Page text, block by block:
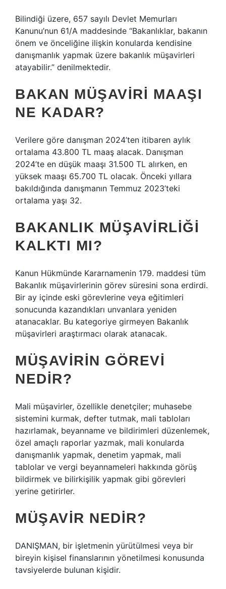
Bilindiği üzere, 657 sayılı Devlet Memurları
Kanunu’nun 61/A maddesinde “Bakanlıklar, bakanın
önem ve önceliğine ilişkin konularda kendisine
danışmanlık yapmak üzere bakanlık müşavirleri
atayabilir.” denilmektedir.
BAKAN MÜŞAVIRI MAAŞI
NE KADAR?
Verilere göre danışman 2024’ten itibaren aylık
ortalama 43.800 TL maaş alacak. Danışman
2024’te en düşük maaşı 31.500 TL alırken, en
yüksek maaşı 65.700 TL olacak. Önceki yıllara
bakıldığında danışmanın Temmuz 2023’teki
ortalama yaşı 32.
BAKANLIK MÜŞAVIRLIĞI
KALKTI MI?
Kanun Hükmünde Kararnamenin 179. maddesi tüm
Bakanlık müşavirlerinin görev süresini sona erdirdi.
Bir ay içinde eski görevlerine veya eğitimleri
sonucunda kazandıkları unvanlara yeniden
atanacaklar. Bu kategoriye girmeyen Bakanlık
müşavirleri araştırmacı olarak atanacak.
MÜŞAVIRIN GÖREVI
NEDIR?
Mali müşavirler, özellikle denetçiler; muhasebe
sistemini kurmak, defter tutmak, mali tabloları
hazırlamak, beyanname ve bildirimleri düzenlemek,
özel amaçlı raporlar yazmak, mali konularda
danışmanlık yapmak, denetim yapmak, mali
tablolar ve vergi beyannameleri hakkında görüş
bildirmek ve bilirkişilik yapmak gibi görevleri
yerine getirirler.
MÜŞAVIR NEDIR?
DANIŞMAN, bir işletmenin yürütülmesi veya bir
bireyin kişisel finanslarının yönetilmesi konusunda
tavsiyelerde bulunan kişidir.